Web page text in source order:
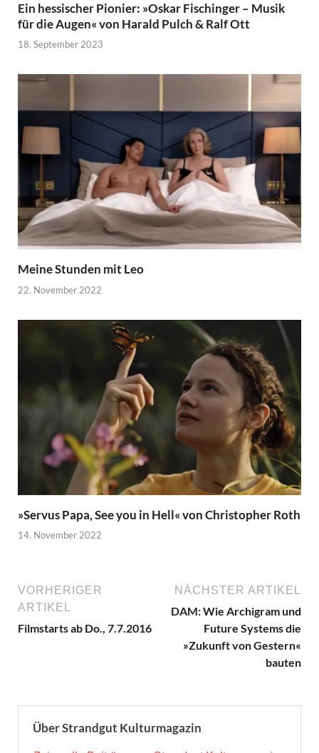
Ein hessischer Pionier: »Oskar Fischinger – Musik
für die Augen« von Harald Pulch & Ralf Ott
18. September 2023
Meine Stunden mit Leo
22. November 2022
»Servus Papa, See you in Hell« von Christopher Roth
14. November 2022
VORHERIGER
ARTIKEL
Filmstarts ab Do., 7.7.2016
NÄCHSTER ARTIKEL
DAM: Wie Archigram und
Future Systems die
»Zukunft von Gestern«
bauten
Über Strandgut Kulturmagazin